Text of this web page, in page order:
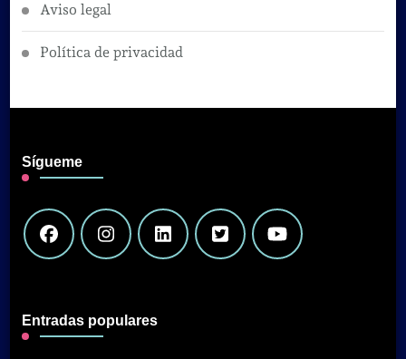
Aviso legal
Política de privacidad
Sígueme
Entradas populares